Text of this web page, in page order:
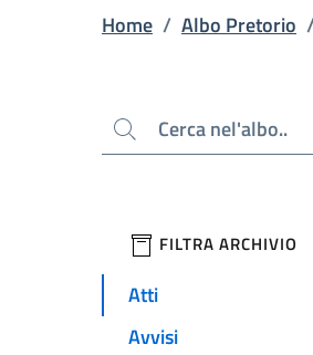
Home / Albo Pretorio
Cerca
filtri da
FILTRA ARCHIVIO
Atti
Avvisi